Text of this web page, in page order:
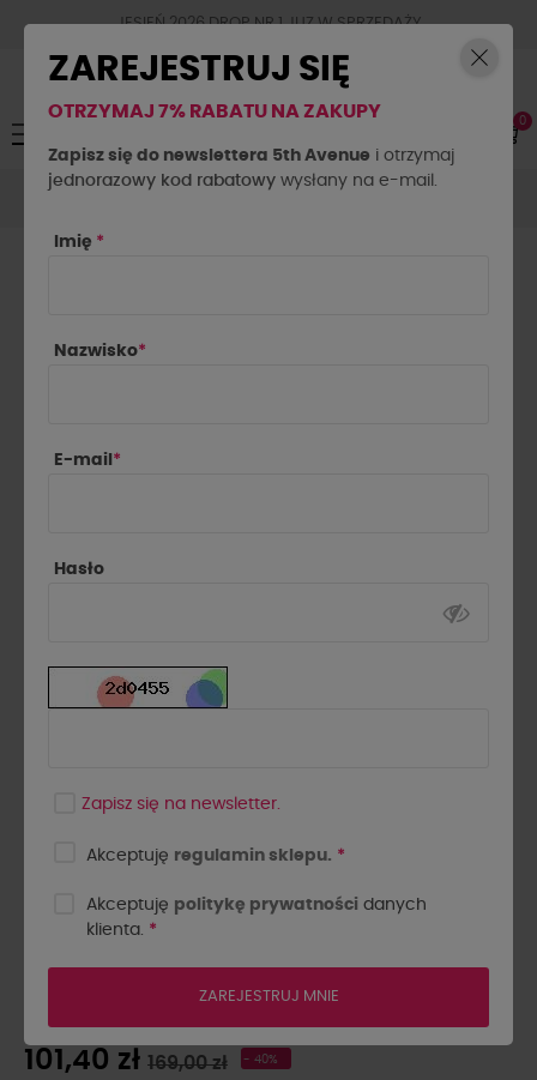
JESIEŃ 2026 DROP NR.1 JUZ W SPRZEDAŻY
Toggle
navigation
☰ 0
Spódnice Spódnice
Spódnica sznurowana La Milla
LA MILLA CZARNA
101,40 zł 169,00 zł - 40%
ZAREJESTRUJ SIĘ
OTRZYMAJ 7% RABATU NA ZAKUPY
Zapisz się do newslettera 5th Avenue i otrzymaj
jednorazowy kod rabatowy wysłany na e-mail.
Imię *
Nazwisko*
E-mail *
Hasło
Zapisz się na newsletter.
Akceptuję regulamin sklepu. *
Akceptuję politykę prywatności danych
klienta. *
ZAREJESTRUJ MNIE